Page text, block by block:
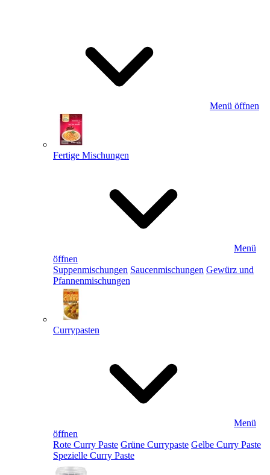
Menü öffnen
Fertige Mischungen
Menü
öffnen
Suppenmischungen Saucenmischungen Gewürz und
Pfannenmischungen
Currypasten
Menü
öffnen
Rote Curry Paste Grüne Currypaste Gelbe Curry Paste
Spezielle Curry Paste